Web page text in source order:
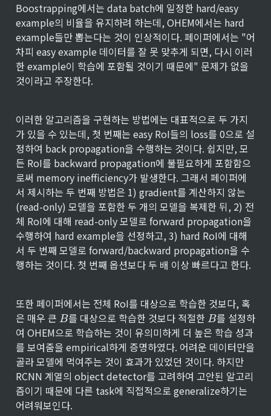
Boostrapping에서는 data batch에 일정한 hard/easy
example의 비율을 유지하려 하는데, OHEM에서는 hard
example들만 뽑는다는 것이 인상적이다. 페이퍼에서는 "어
차피 easy example 데이터를 잘 못 맞추게 되면, 다시 이러
한 example이 학습에 포함될 것이기 때문에" 문제가 없을
것이라고 주장한다.
이러한 알고리즘을 구현하는 방법에는 대표적으로 두 가지
가 있을 수 있는데, 첫 번째는 easy RoI들의 loss를 0으로 설
정하여 back propagation을 수행하는 것이다. 쉽지만, 모
든 RoI를 backward propagation에 불필요하게 포함함으
로써 memory inefficiency가 발생한다. 그래서 페이퍼에
서 제시하는 두 번째 방법은 1) gradient를 계산하지 않는
(read-only) 모델을 포함한 두 개의 모델을 복제한 뒤, 2) 전
체 RoI에 대해 read-only 모델로 forward propagation을
수행하여 hard example을 선정하고, 3) hard RoI에 대해
서 두 번째 모델로 forward/backward propagation을 수
행하는 것이다. 첫 번째 옵션보다 두 배 이상 빠르다고 한다.
또한 페이퍼에서는 전체 RoI를 대상으로 학습한 것보다, 혹
은 매우 큰 B
B를 대상으로 학습한 것보다 적절한 B
B를 설정하
여 OHEM으로 학습하는 것이 유의미하게 더 높은 학습 성과
를 보여줌을 empirical하게 증명하였다. 어려운 데이터만을
골라 모델에 먹여주는 것이 효과가 있었던 것이다. 하지만
RCNN 계열의 object detector를 고려하여 고안된 알고리
즘이기 때문에 다른 task에 직접적으로 generalize하기는
어려워보인다.